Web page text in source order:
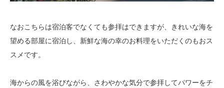
なおこちらは宿泊客でなくても参拝はできますが、きれいな海を
望める部屋に宿泊し、新鮮な海の幸のお料理をいただくのもおス
スメです。
海からの風を浴びながら、さわやかな気分で参拝してパワーをチ